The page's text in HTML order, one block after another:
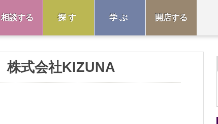
相談する 探す 学ぶ 開店する
株式会社KIZUNA